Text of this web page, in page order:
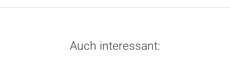
Auch interessant: